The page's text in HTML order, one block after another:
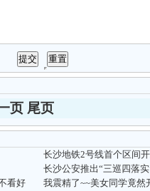
页 尾页
长沙公安推出“三巡四落
看好
我震精了~~美女同学竟然